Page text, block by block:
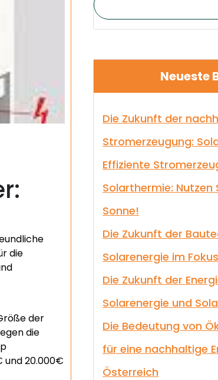
die
der
die
und 20.000€
Neueste
Die Zukunft der
Stromerzeugung:
Effiziente
Solarthermie: Nutzen
Sonne!
Die Zukunft der
Solarenergie im Fokus
Die Zukunft der
Solarenergie und
Die Bedeutung von
für eine nachhaltige
Österreich